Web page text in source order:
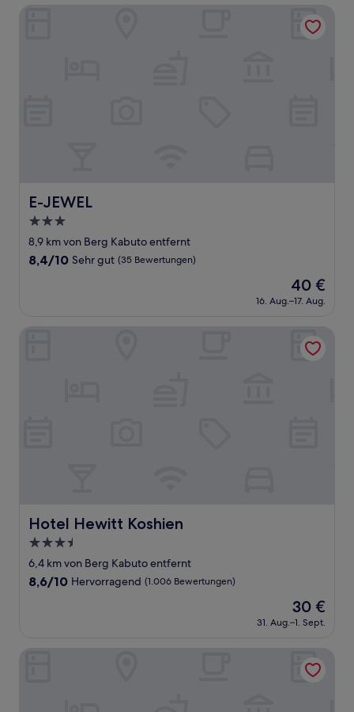
Bewertungen)
E-JEWEL
E-JEWEL
3.0-
Sterne-
Unterkunft
8,9 km von Berg Kabuto entfernt
8.4
(35
8,4/10 Sehr gut (35 Bewertungen)
Der
Preis
beträgt
40 €
16. Aug.–17. Aug.
Hotel Hewitt Koshien
Hotel Hewitt Koshien
3.5-
Sterne-
Unterkunft
6,4 km von Berg Kabuto entfernt
8.6
Bewertungen)
8,6/10 Hervorragend (1.006 Bewertungen)
Der
Preis
beträgt
30 €
31. Aug.–1. Sept.